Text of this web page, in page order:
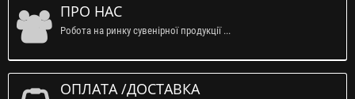
ПРО НАС
Робота на ринку сувенірної продукції ...
ОПЛАТА /ДОСТАВКА